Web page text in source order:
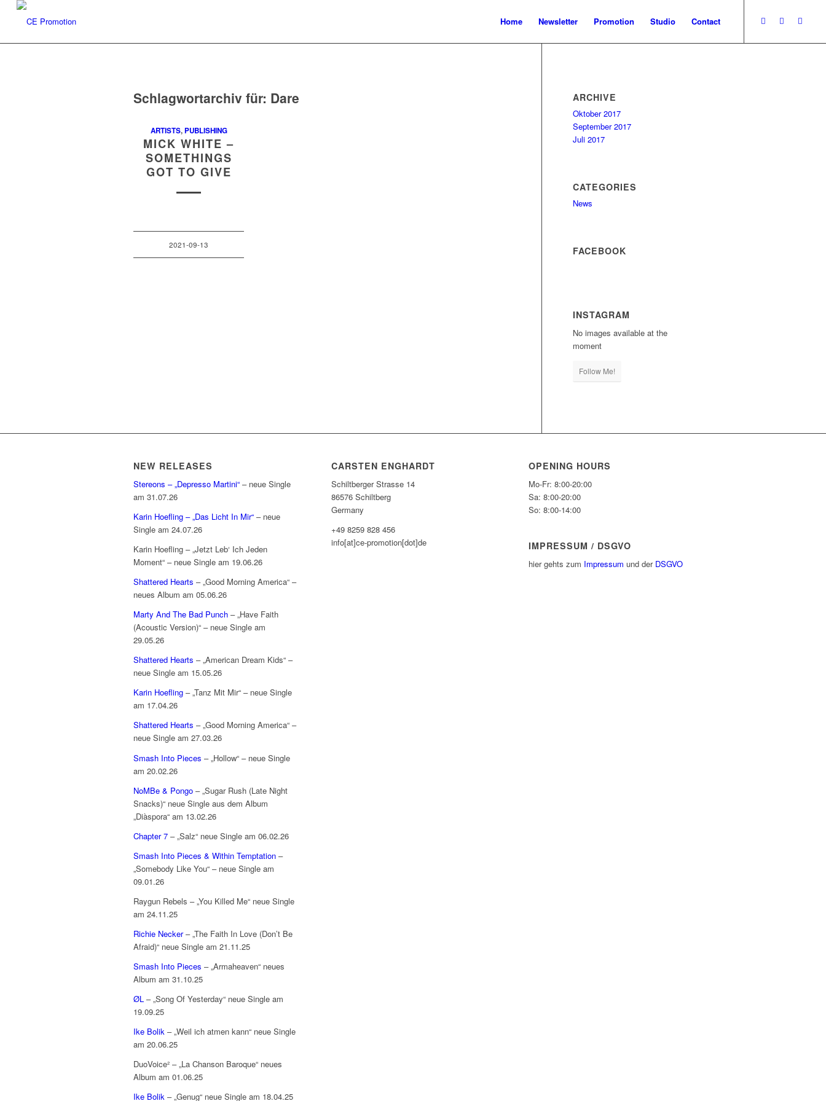
Home Newsletter Promotion Studio Contact
Schlagwortarchiv für: Dare
ARTISTS,PUBLISHING
MICK WHITE –
SOMETHINGS
GOT TO GIVE
2021-09-13
ARCHIVE
Oktober 2017
September 2017
Juli 2017
CATEGORIES
News
FACEBOOK
INSTAGRAM
No images available at the
moment
Follow Me!
NEW RELEASES
Stereons – „Depresso Martini“ – neue Single
am 31.07.26
Karin Hoefling – „Das Licht In Mir“ – neue
Single am 24.07.26
Karin Hoefling – „Jetzt Leb‘ Ich Jeden
Moment“ – neue Single am 19.06.26
Shattered Hearts – „Good Morning America“ –
neues Album am 05.06.26
Marty And The Bad Punch – „Have Faith
(Acoustic Version)“ – neue Single am
29.05.26
Shattered Hearts – „American Dream Kids“ –
neue Single am 15.05.26
Karin Hoefling – „Tanz Mit Mir“ – neue Single
am 17.04.26
Shattered Hearts – „Good Morning America“ –
neue Single am 27.03.26
Smash Into Pieces – „Hollow“ – neue Single
am 20.02.26
NoMBe & Pongo – „Sugar Rush (Late Night
Snacks)“ neue Single aus dem Album
„Diàspora“ am 13.02.26
Chapter 7 – „Salz“ neue Single am 06.02.26
Smash Into Pieces & Within Temptation –
„Somebody Like You“ – neue Single am
09.01.26
Raygun Rebels – „You Killed Me“ neue Single
am 24.11.25
Richie Necker– „The Faith In Love (Don’t Be
Afraid)“ neue Single am 21.11.25
Smash Into Pieces – „Armaheaven“ neues
Album am 31.10.25
ØL – „Song Of Yesterday“ neue Single am
19.09.25
Ike Bolik – „Weil ich atmen kann“ neue Single
am 20.06.25
DuoVoice² – „La Chanson Baroque“ neues
Album am 01.06.25
Ike Bolik – „Genug“ neue Single am 18.04.25
CARSTEN ENGHARDT
Schiltberger Strasse 14
86576 Schiltberg
Germany
+49 8259 828 456
info[at]ce-promotion[dot]de
OPENING HOURS
Mo-Fr: 8:00-20:00
Sa: 8:00-20:00
So: 8:00-14:00
IMPRESSUM / DSGVO
hier gehts zum Impressum und der DSGVO